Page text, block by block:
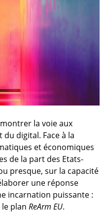
la voie aux
digital. Face à la
et économiques
de la part des Etats-
presque, sur la capacité
une réponse
incarnation puissante :
plan ReArm EU.